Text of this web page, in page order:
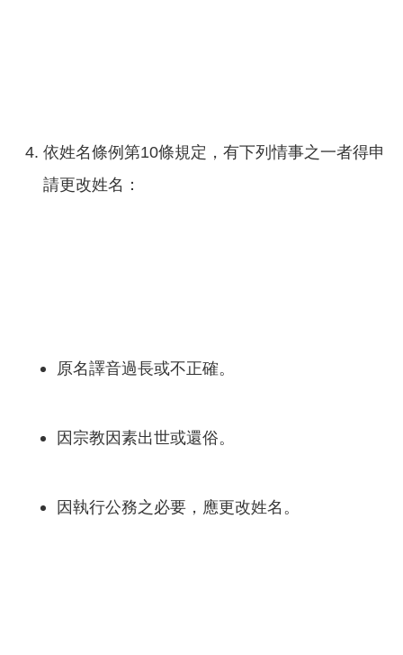
依姓名條例第10條規定，有下列情事之一者得申
請更改姓名：
原名譯音過長或不正確。
因宗教因素出世或還俗。
因執行公務之必要，應更改姓名。